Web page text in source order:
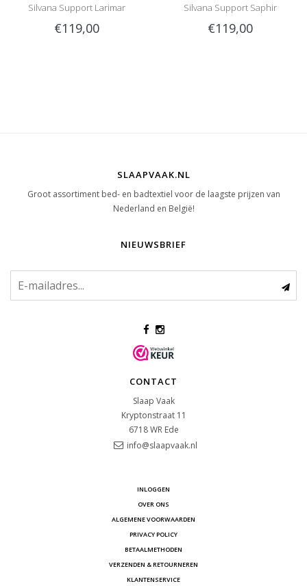
Silvana Support Larimar
€119,00
Silvana Support Saphir
€119,00
SLAAPVAAK.NL
Groot assortiment bed- en badtextiel voor de laagste prijzen van
Nederland en België!
NIEUWSBRIEF
CONTACT
Slaap Vaak
Kryptonstraat 11
6718 WR Ede
info@slaapvaak.nl
INLOGGEN
OVER ONS
ALGEMENE VOORWAARDEN
PRIVACY POLICY
BETAALMETHODEN
VERZENDEN & RETOURNEREN
KLANTENSERVICE